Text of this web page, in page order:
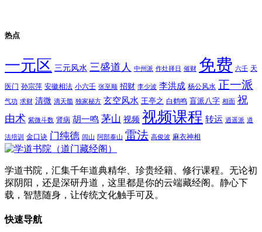
热点
一元区 三元风水 三盛道人 中州派 作灶择日 催财 免费 六壬 天
医门 孙宗萍 安徽相法 小六壬 张至顺 招财 李少波 李洪成 杨公风水 正一派
气功 求财 清微 滴天髓 独家秘方 玄空风水 王亭之 白鹤鸣 盲派八字 相面 祝
由术 紫微斗数 肾病 胡一鸣 茅山 视频 视频课程 转运 逍遥派 道
法培训 金口诀 门纯德 闾山 阿部泰山 雷法 高俊波 麻衣神相
学道书院，汇集千年道典精华、珍贵经籍、修行课程。无论初
探阴阳，还是深研丹道，这里都是你的云端藏经阁。静心下
载，智慧随身，让传统文化触手可及。
快速导航